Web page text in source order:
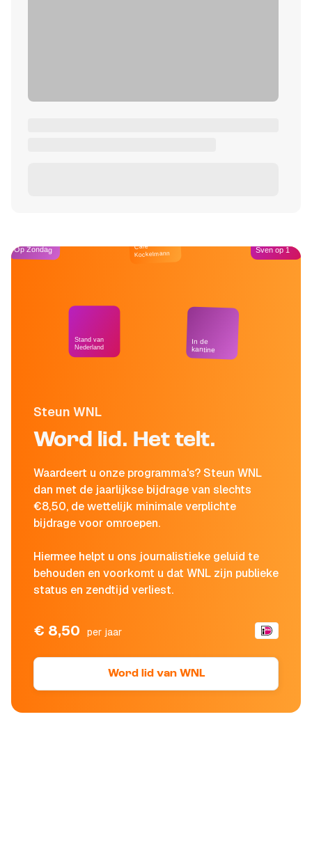
Steun WNL
Word lid. Het telt.
Waardeert u onze programma's? Steun WNL
dan met de jaarlijkse bijdrage van slechts
€8,50, de wettelijk minimale verplichte
bijdrage voor omroepen.
Hiermee helpt u ons journalistieke geluid te
behouden en voorkomt u dat WNL zijn publieke
status en zendtijd verliest.
€ 8,50 per jaar
Word lid van WNL
Op Zondag
Stand van
Nederland
Café
Kockelmann
In de
kantine
Sven op 1